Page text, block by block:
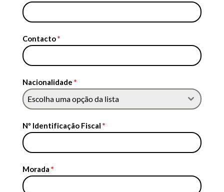
Contacto*
Nacionalidade *
Escolha uma opção da lista
Nº Identificação Fiscal *
Morada *